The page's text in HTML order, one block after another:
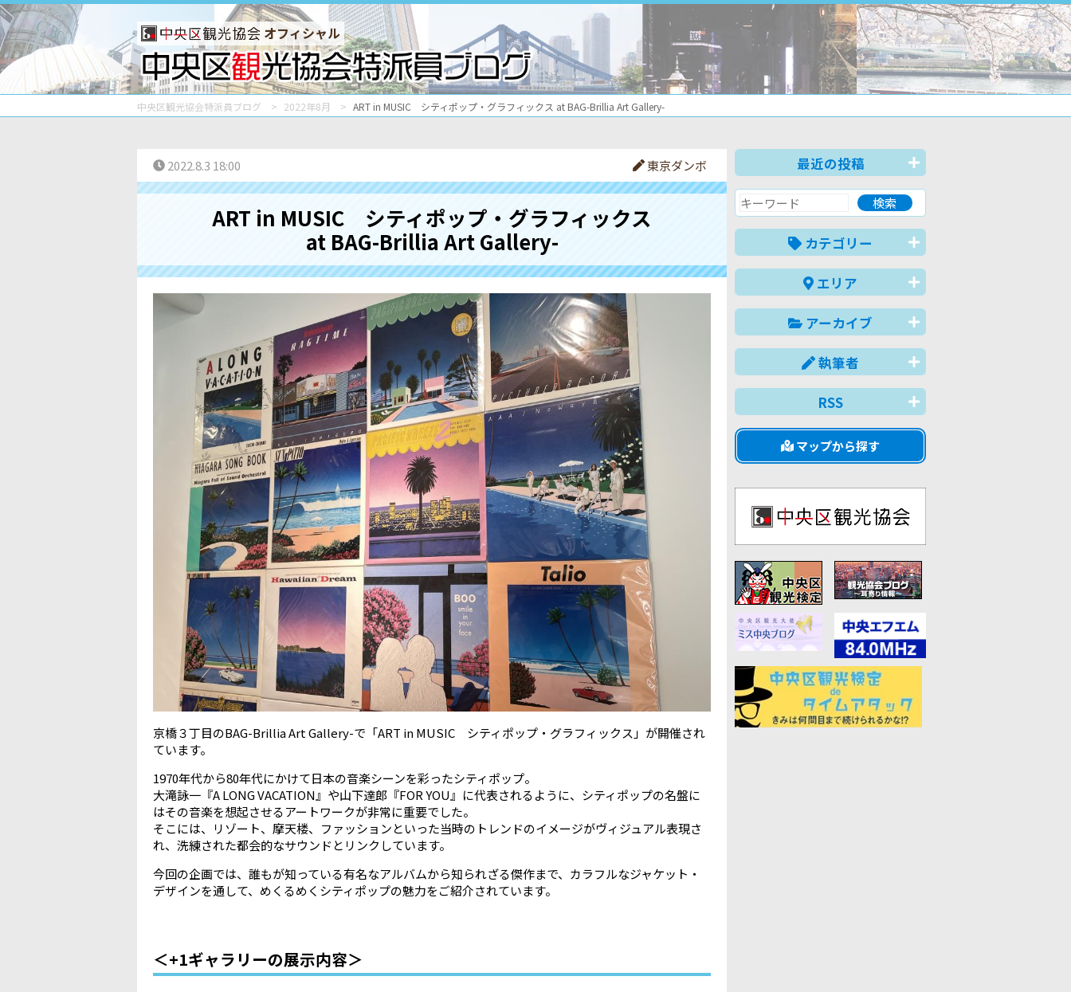
オフィシャル
中央区観光協会特派員ブログ 2022年8月 ART in MUSIC シティポップ・グラフィックス at BAG-Brillia Art Gallery-
2022.8.3 18:00 東京ダンボ
ART in MUSIC シティポップ・グラフィックス
at BAG-Brillia Art Gallery-
京橋３丁目のBAG-Brillia Art Gallery-で「ART in MUSIC シティポップ・グラフィックス」が開催され
ています。
1970年代から80年代にかけて日本の音楽シーンを彩ったシティポップ。
大滝詠一『A LONG VACATION』や山下達郎『FOR YOU』に代表されるように、シティポップの名盤に
はその音楽を想起させるアートワークが非常に重要でした。
そこには、リゾート、摩天楼、ファッションといった当時のトレンドのイメージがヴィジュアル表現さ
れ、洗練された都会的なサウンドとリンクしています。
今回の企画では、誰もが知っている有名なアルバムから知られざる傑作まで、カラフルなジャケット・
デザインを通して、めくるめくシティポップの魅力をご紹介されています。
＜+1ギャラリーの展示内容＞
最近の投稿
カテゴリー
エリア
アーカイブ
執筆者
RSS
マップから探す